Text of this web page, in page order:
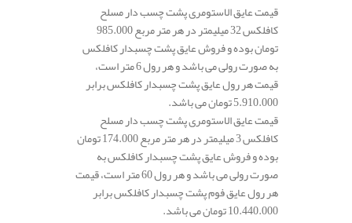
قیمت عایق الاستومری پشت چسب دار مسلح
کافلکس 32 میلیمتر در هر متر مربع 985.000
تومان بوده و فروش عایق پشت چسبدار کافلکس
به صورت رولی می باشد و هر رول 6 متر است،
قیمت هر رول عایق پشت چسبدار کافلکس برابر
5.910.000 تومان می باشد.
قیمت عایق الاستومری پشت چسب دار مسلح
کافلکس 3 میلیمتر در هر متر مربع 174.000 تومان
بوده و فروش عایق پشت چسبدار کافلکس به
صورت رولی می باشد و هر رول 60 متر است، قیمت
هر رول عایق فوم پشت چسبدار کافلکس برابر
10.440.000 تومان می باشد.